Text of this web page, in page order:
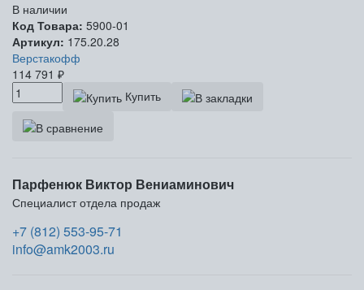
В наличии
Код Товара: 5900-01
Артикул: 175.20.28
Верстакофф
114 791 ₽
Купить
Парфенюк Виктор Вениаминович
Специалист отдела продаж
+7 (812) 553-95-71
info@amk2003.ru